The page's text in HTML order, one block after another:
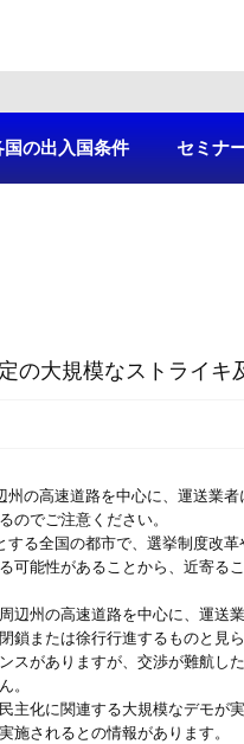
国の出入国条件 セミナ
大規模なストライキ
の高速道路を中心に、運送業
のでご注意ください。
る全国の都市で、選挙制度改
能性があることから、近寄る
州の高速道路を中心に、運送
または徐行行進するものと見
がありますが、交渉が難航し
。
化に関連する大規模なデモが
施されるとの情報があります。